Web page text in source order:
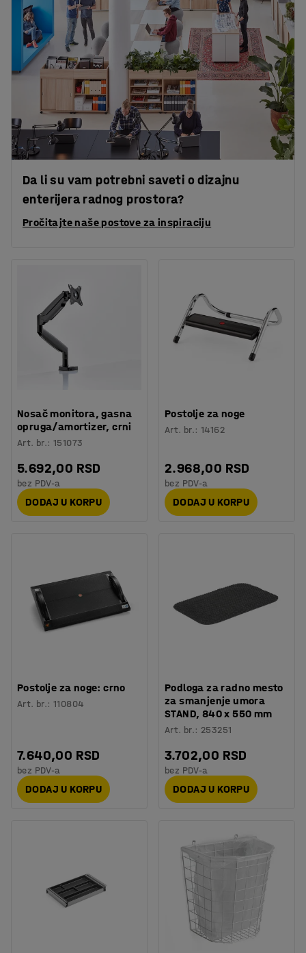
Da li su vam potrebni saveti o dizajnu
enterijera radnog prostora?
Pročitajte naše postove za inspiraciju
Nosač monitora, gasna
opruga/amortizer, crni
Art. br.:151073
5.692,00 RSD
bez PDV-a
DODAJ U KORPU
Postolje za noge
Art. br.:14162
2.968,00 RSD
bez PDV-a
DODAJ U KORPU
Postolje za noge: crno
Art. br.:110804
7.640,00 RSD
bez PDV-a
DODAJ U KORPU
Podloga za radno mesto
za smanjenje umora
STAND, 840 x 550 mm
Art. br.: 253251
3.702,00 RSD
bez PDV-a
DODAJ U KORPU